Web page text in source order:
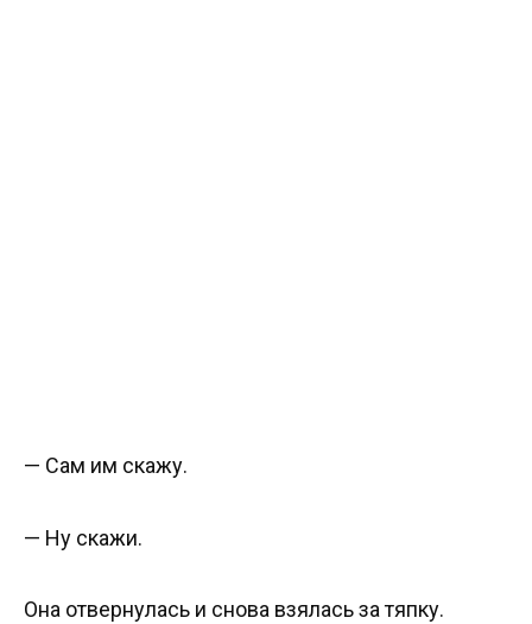
— Сам им скажу.
— Ну скажи.
Она отвернулась и снова взялась за тяпку.